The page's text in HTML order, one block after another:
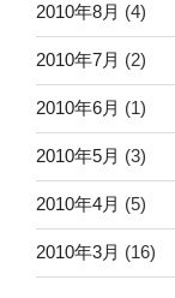
2010年8月 (4)
2010年7月 (2)
2010年6月 (1)
2010年5月 (3)
2010年4月 (5)
2010年3月 (16)